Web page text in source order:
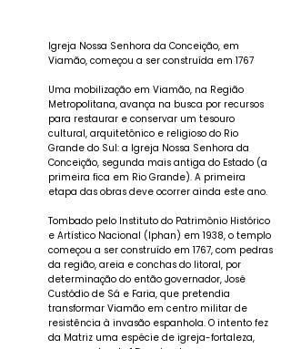
Igreja Nossa Senhora da Conceição, em
Viamão, começou a ser construída em 1767
Uma mobilização em Viamão, na Região
Metropolitana, avança na busca por recursos
para restaurar e conservar um tesouro
cultural, arquitetônico e religioso do Rio
Grande do Sul: a Igreja Nossa Senhora da
Conceição, segunda mais antiga do Estado (a
primeira fica em Rio Grande). A primeira
etapa das obras deve ocorrer ainda este ano.
Tombado pelo Instituto do Patrimônio Histórico
e Artístico Nacional (Iphan) em 1938, o templo
começou a ser construído em 1767, com pedras
da região, areia e conchas do litoral, por
determinação do então governador, José
Custódio de Sá e Faria, que pretendia
transformar Viamão em centro militar de
resistência à invasão espanhola. O intento fez
da Matriz uma espécie de igreja-fortaleza,